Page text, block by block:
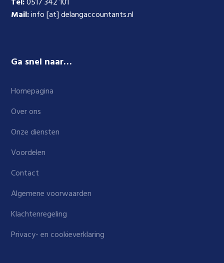
Mail:info [at] delangaccountants.nl
Ga snel naar…
Homepagina
Over ons
Onze diensten
Voordelen
Contact
Algemene voorwaarden
Klachtenregeling
Privacy- en cookieverklaring